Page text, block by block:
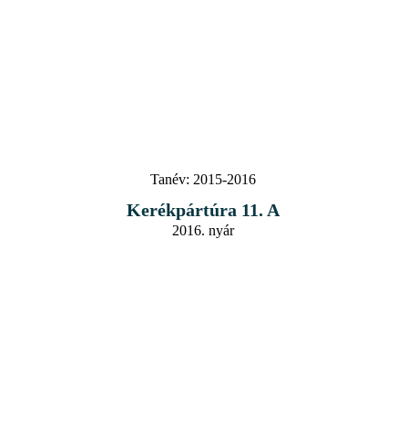
Tanév: 2015-2016
Kerékpártúra 11. A
2016. nyár